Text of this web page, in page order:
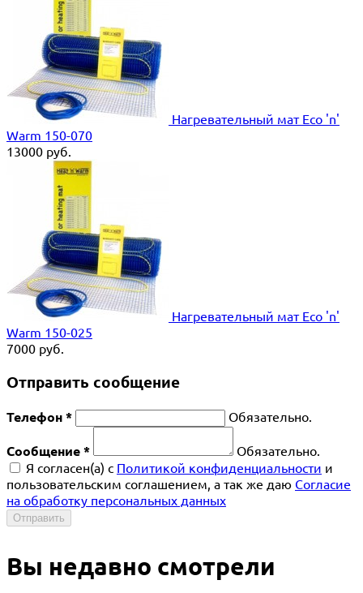
Нагревательный мат Eco 'n'
Warm 150-070
13000 руб.
Нагревательный мат Eco 'n'
Warm 150-025
7000 руб.
Отправить сообщение
Телефон * Обязательно.
Сообщение *
Обязательно.
Я согласен(a) с Политикой конфиденциальности и
пользовательским соглашением, а так же даю Согласие
на обработку персональных данных
Отправить
Вы недавно смотрели